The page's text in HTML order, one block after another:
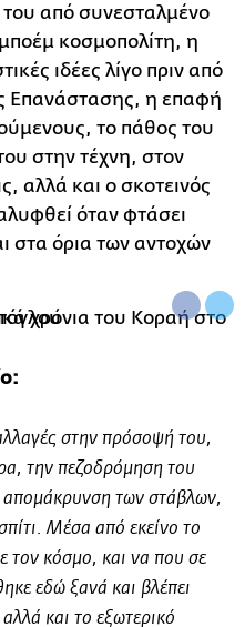
από συνεσταλµένο
κοσµοπολίτη, η
ιδέες λίγο πριν από
Επανάστασης, η επαφή
το πάθος του
στην τέχνη, στον
αλλά και ο σκοτεινός
όταν φτάσει
στα όρια των αντοχών
στην πρόσοψή του,
την πεζοδρόµηση του
των στάβλων,
Μέσα από εκείνο το
τον κόσµο, και να που σε
εδώ ξανά και βλέπει
και το εξωτερικό